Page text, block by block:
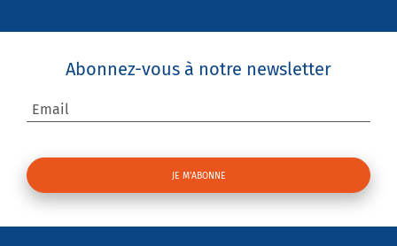
Abonnez-vous à notre newsletter
Email